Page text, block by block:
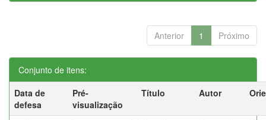
Anterior 1 Próximo
Conjunto de itens:
Data de
defesa
Pré-
visualização
Título Autor